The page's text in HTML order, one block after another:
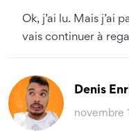
Ok, j’ai lu. Mais j’ai
vais continuer à
Denis
novembre